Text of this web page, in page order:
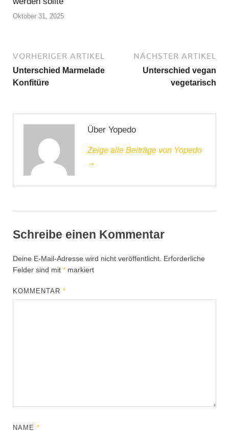
Oktober 31, 2025
VORHERIGER ARTIKEL
Unterschied Marmelade
Konfitüre
NÄCHSTER ARTIKEL
Unterschied vegan
vegetarisch
Über Yopedo
Zeige alle Beiträge von Yopedo
→
Schreibe einen Kommentar
Deine E-Mail-Adresse wird nicht veröffentlicht. Erforderliche
Felder sind mit * markiert
KOMMENTAR*
NAME*